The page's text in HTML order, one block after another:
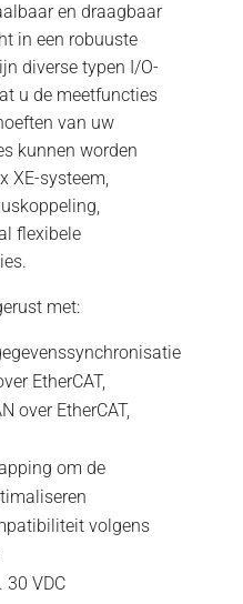
en draagbaar
in een robuuste
diverse typen I/O-
u de meetfuncties
van uw
kunnen worden
XE-systeem,
flexibele
met:
EtherCAT,
over EtherCAT,
om de
volgens
30 VDC